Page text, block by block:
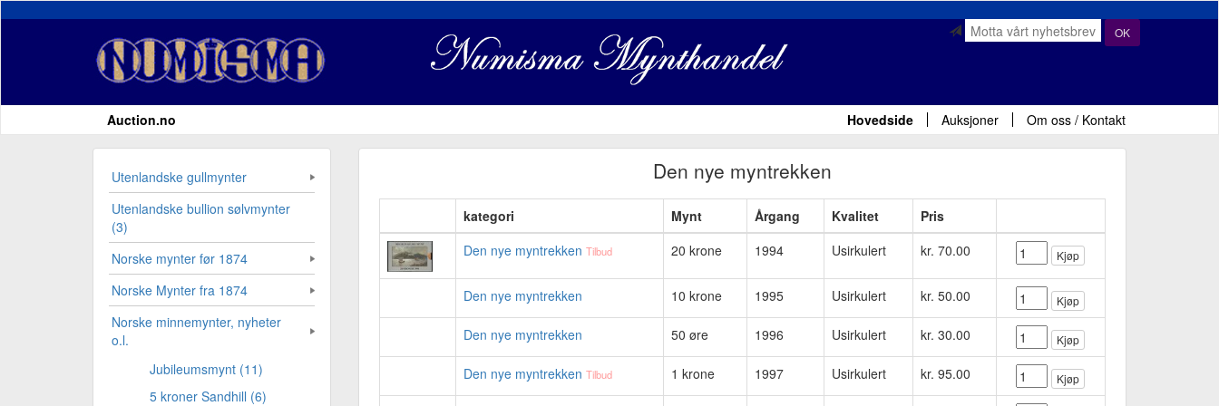
OK
Auction.no Hovedside Auksjoner Om oss / Kontakt
Utenlandske gullmynter
Utenlandske bullion sølvmynter
(3)
Norske mynter før 1874
Norske Mynter fra 1874
Norske minnemynter, nyheter
o.l.
Jubileumsmynt (11)
5 kroner Sandhill (6)
Den nye myntrekken
kategori Mynt Årgang Kvalitet
Pris
Den nye myntrekken Tilbud 20 krone 1994 Usirkulert kr. 70.00 Kjøp
Den nye myntrekken 10 krone 1995 Usirkulert kr. 50.00 Kjøp
Den nye myntrekken 50 øre 1996 Usirkulert kr. 30.00 Kjøp
Den nye myntrekken Tilbud 1 krone 1997 Usirkulert kr. 95.00 Kjøp